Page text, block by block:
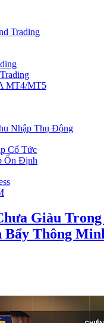
Trading
MT4/MT5
Nhập Thụ Động
Cổ Tức
Ổn Định
Giàu
Thông